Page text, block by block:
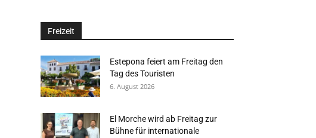
Freizeit
Estepona feiert am Freitag den
Tag des Touristen
6. August 2026
El Morche wird ab Freitag zur
Bühne für internationale